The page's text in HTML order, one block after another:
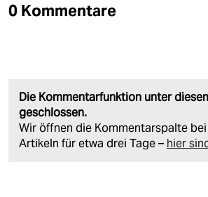
0 Kommentare
Die Kommentarfunktion unter
geschlossen.
Wir öffnen die Kommentarspalte
Artikeln für etwa drei Tage – hier